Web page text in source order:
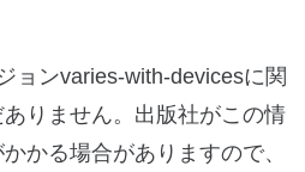
ョンvaries-with-devicesに関
りません。出版社がこの情
かる場合がありますので、